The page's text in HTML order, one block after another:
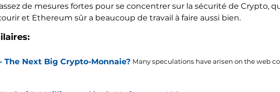
de mesures fortes pour se concentrer sur la sécurité de Crypto,
et Ethereum sûr a beaucoup de travail à faire aussi bien.
The Next Big Crypto-Monnaie? Many speculations have arisen on the web